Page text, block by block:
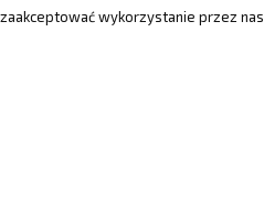
O FIRMIE
wykorzystanie przez